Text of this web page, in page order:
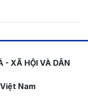
- XÃ HỘI VÀ DÂN
Nam